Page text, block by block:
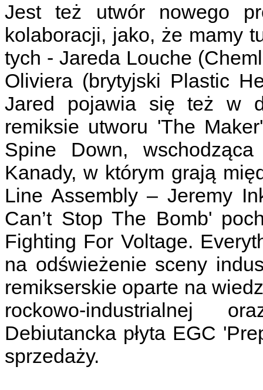
Jest też utwór nowego
kolaboracji, jako, że mamy
tych - Jareda Louche
Oliviera (brytyjski Plastic
Jared pojawia się też w
remiksie utworu 'The
Spine Down,
Kanady, w którym grają
Line Assembly – Jeremy
Can’t Stop The Bomb'
Fighting For Voltage.
na odświeżenie sceny
remikserskie oparte na
rockowo-industrialnej
Debiutancka płyta EGC
sprzedaży.